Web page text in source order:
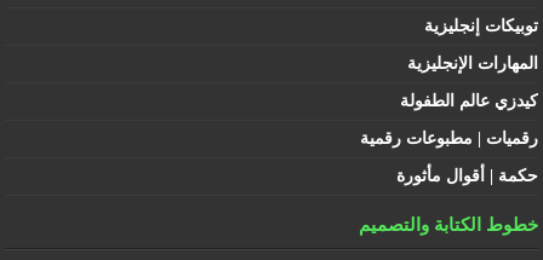
توبيكات إنجليزية
المهارات الإنجليزية
كيدزي عالم الطفولة
رقميات | مطبوعات رقمية
حكمة | أقوال مأثورة
خطوط الكتابة والتصميم